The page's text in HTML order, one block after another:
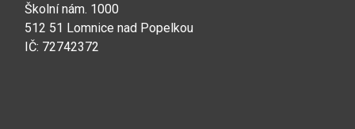
Školní nám. 1000
512 51 Lomnice nad Popelkou
IČ: 72742372